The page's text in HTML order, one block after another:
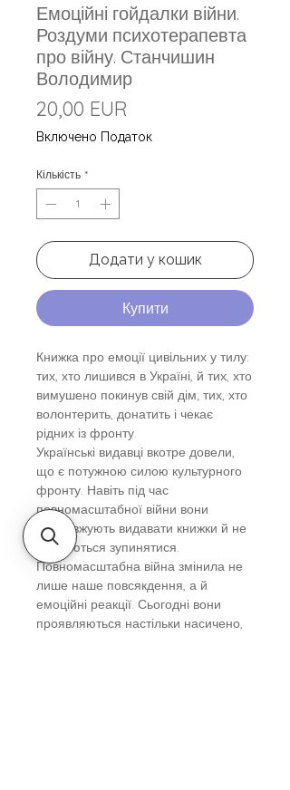
Емоційні гойдалки війни.
Роздуми психотерапевта
про війну. Станчишин
Володимир
20,00 EUR
Включено Податок
Кількість *
Додати у кошик
Купити
Книжка про емоції цивільних у тилу:
тих, хто лишився в Україні, й тих, хто
вимушено покинув свій дім; тих, хто
волонтерить, донатить і чекає
рідних із фронту.
Українські видавці вкотре довели,
що є потужною силою культурного
фронту. Навіть під час
повномасштабної війни вони
продовжують видавати книжки й не
збираються зупинятися.
Повномасштабна війна змінила не
лише наше повсякдення, а й
емоційні реакції. Сьогодні вони
проявляються настільки насичено,